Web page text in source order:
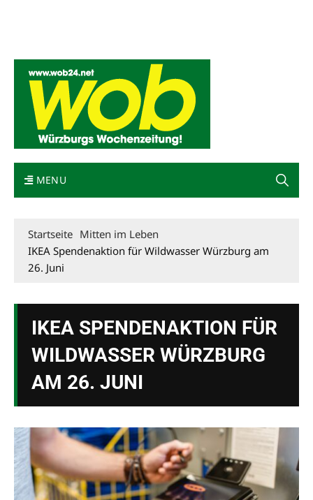
MENU
Startseite Mitten im Leben
IKEA Spendenaktion für Wildwasser Würzburg am
26. Juni
IKEA SPENDENAKTION FÜR
WILDWASSER WÜRZBURG
AM 26. JUNI